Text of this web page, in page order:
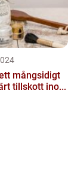
mångsidigt
tillskott ino...